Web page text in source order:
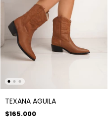
TEXANA AGUILA
$165.000